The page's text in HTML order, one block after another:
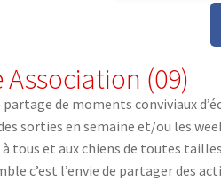
Association (09)
partage de moments conviviaux
sorties en semaine et/ou les
tous et aux chiens de toutes
c’est l’envie de partager des